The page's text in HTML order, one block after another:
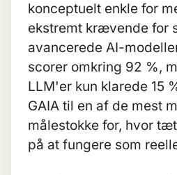
konceptuelt enkle for
ekstremt krævende for
avancerede AI-
scorer omkring 92 %,
LLM'er kun klarede 15
GAIA til en af de mest
målestokke for, hvor
på at fungere som